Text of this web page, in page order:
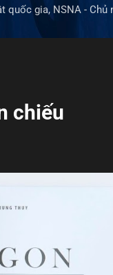
quốc gia, NSNA -
chiếu